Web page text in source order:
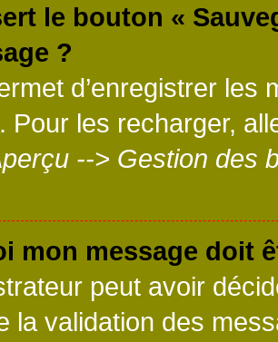
le bouton «
?
d’enregistrer
Pour les recharger,
--> Gestion des
mon message doit
peut avoir
la validation des